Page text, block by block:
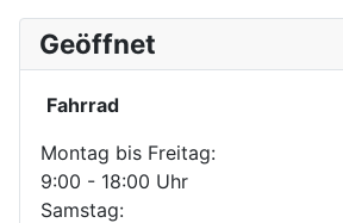
Geöffnet
Fahrrad
Montag bis Freitag:
9:00 - 18:00 Uhr
Samstag: